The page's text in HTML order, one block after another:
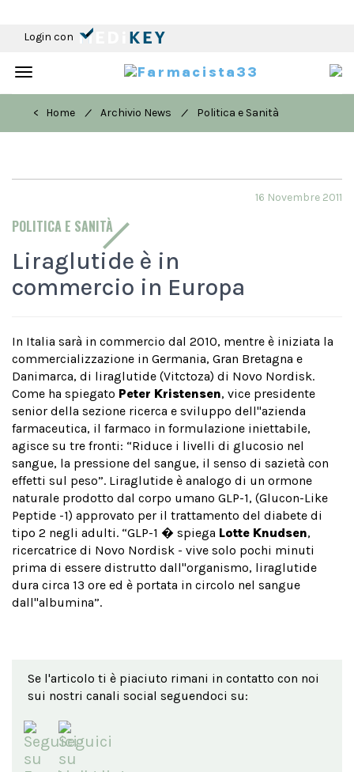
Login con
Toggle
< Home
/ Archivio News / Politica e Sanità
POLITICA E SANITÀ
16 Novembre 2011
Liraglutide è in
commercio in Europa
In Italia sarà in commercio dal 2010, mentre è iniziata la
commercializzazione in Germania, Gran Bretagna e
Danimarca, di liraglutide (Vitctoza) di Novo Nordisk.
Come ha spiegato Peter Kristensen, vice presidente
senior della sezione ricerca e sviluppo dell''azienda
farmaceutica, il farmaco in formulazione iniettabile,
agisce su tre fronti: “Riduce i livelli di glucosio nel
sangue, la pressione del sangue, il senso di sazietà con
effetti sul peso”. Liraglutide è analogo di un ormone
naturale prodotto dal corpo umano GLP-1, (Glucon-Like
Peptide -1) approvato per il trattamento del diabete di
tipo 2 negli adulti. “GLP-1 � spiega Lotte Knudsen,
ricercatrice di Novo Nordisk - vive solo pochi minuti
prima di essere distrutto dall''organismo, liraglutide
dura circa 13 ore ed è portata in circolo nel sangue
dall''albumina”.
Se l'articolo ti è piaciuto rimani in contatto con noi
sui nostri canali social seguendoci su: